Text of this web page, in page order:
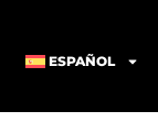
ESPAÑOL